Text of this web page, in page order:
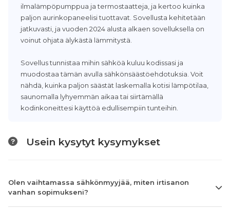
ilmalämpöpumppua ja termostaatteja, ja kertoo kuinka
paljon aurinkopaneelisi tuottavat. Sovellusta kehitetään
jatkuvasti, ja vuoden 2024 alusta alkaen sovelluksella on
voinut ohjata älykästä lämmitystä.
Sovellus tunnistaa mihin sähköä kuluu kodissasi ja
muodostaa tämän avulla sähkönsäästöehdotuksia. Voit
nähdä, kuinka paljon säästät laskemalla kotisi lämpötilaa,
saunomalla lyhyemmän aikaa tai siirtämällä
kodinkoneittesi käyttöä edullisempiin tunteihin.
Usein kysytyt kysymykset
Olen vaihtamassa sähkönmyyjää, miten irtisanon
vanhan sopimukseni?